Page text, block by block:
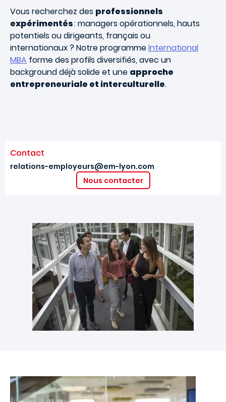
Vous recherchez des professionnels
expérimentés: managers opérationnels, hauts
potentiels ou dirigeants, français ou
internationaux ? Notre programmeInternational
MBA forme des profils diversifiés, avec un
background déjà solide et une approche
entrepreneuriale et interculturelle.
Contact
relations-employeurs@em-lyon.com
Nous contacter